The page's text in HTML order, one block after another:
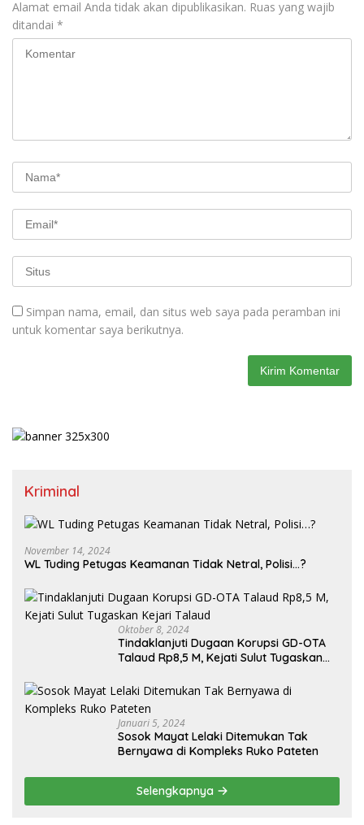
Alamat email Anda tidak akan dipublikasikan. Ruas yang wajib
ditandai *
Simpan nama, email, dan situs web saya pada peramban ini
untuk komentar saya berikutnya.
Kriminal
November 14, 2024
WL Tuding Petugas Keamanan Tidak Netral, Polisi…?
Oktober 8, 2024
Tindaklanjuti Dugaan Korupsi GD-OTA
Talaud Rp8,5 M, Kejati Sulut Tugaskan
Januari 5, 2024
Sosok Mayat Lelaki Ditemukan Tak
Bernyawa di Kompleks Ruko Pateten
Selengkapnya